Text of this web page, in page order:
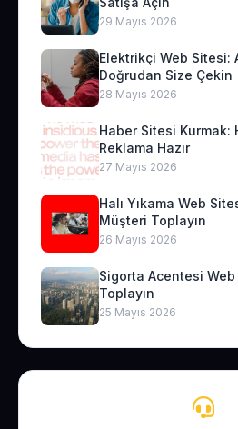
29 Mayıs 2026
Elektrikçi Web Sitesi:
Doğrudan Size Çekin
28 Mayıs 2026
Haber Sitesi Kurmak:
Reklama Hazır
27 Mayıs 2026
Halı Yıkama Web
Müşteri Toplayın
26 Mayıs 2026
Sigorta Acentesi
Toplayın
25 Mayıs 2026